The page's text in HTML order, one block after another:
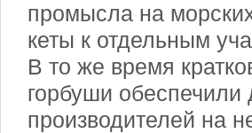
промысла на
кеты к отдельным
В то же время
горбуши обеспечили
производителей на